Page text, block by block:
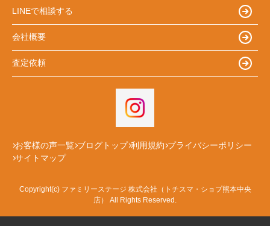
LINEで相談する
会社概要
査定依頼
お客様の声一覧 ブログトップ 利用規約 プライバシーポリシー
サイトマップ
Copyright(c) ファミリーステージ 株式会社（トチスマ・ショプ熊本中央
店） All Rights Reserved.